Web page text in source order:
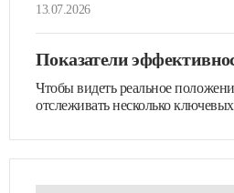
13.07.2026
Показатели
Чтобы видеть реальное
отслеживать несколько